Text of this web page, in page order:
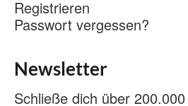
Registrieren
Passwort vergessen?
Newsletter
Schließe dich über